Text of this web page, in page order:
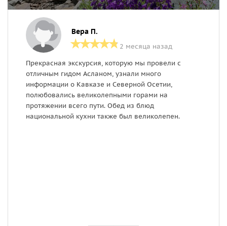
Вера П.
2 месяца назад
Прекрасная экскурсия, которую мы провели с
отличным гидом Асланом, узнали много
информации о Кавказе и Северной Осетии,
полюбовались великолепными горами на
протяжении всего пути. Обед из блюд
национальной кухни также был великолепен.